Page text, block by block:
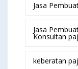
Jasa
Jasa
Konsultan
keberatan